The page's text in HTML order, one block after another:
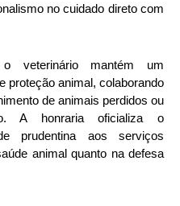
no cuidado direto com
veterinário mantém um
proteção animal, colaborando
de animais perdidos ou
A honraria oficializa o
prudentina aos serviços
animal quanto na defesa